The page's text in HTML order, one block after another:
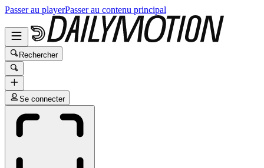
Passer au playerPasser au contenu principal
Rechercher
Se connecter